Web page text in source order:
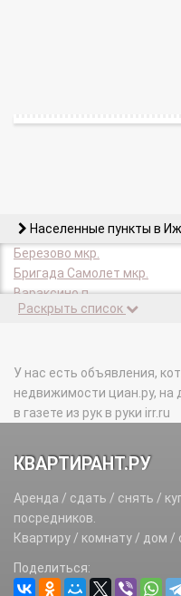
Населенные пункты в
Березово мкр.
Бригада Самолет мкр.
Вараксино п.
Воложка мкр.
Дом отдыха
Дорога Ижевск-Сарапул
Живсовхоз п.
Липовая роща мкр.
Нагорное лесн-во п.
Нижняя 18 пс тер.
Новые Парники мкр.
Оранжерейный комплекс
п/л Дружба нп.
пгск N6 Механического
Раскрыть список
У нас есть объявления,
недвижимости циан.ру, на
в газете из рук в руки irr.ru
КВАРТИРАНТ.РУ
Аренда / сдать / снять /
посредников.
Квартиру / комнату / дом /
Поделиться: